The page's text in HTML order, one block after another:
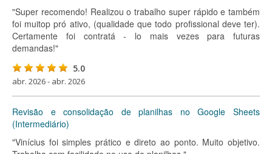
"Super recomendo! Realizou o trabalho super rápido e também
foi muitop pró ativo, (qualidade que todo profissional deve ter).
Certamente foi contratá - lo mais vezes para futuras
demandas!"
5.0
abr. 2026 - abr. 2026
Revisão e consolidação de planilhas no Google Sheets
(Intermediário)
"Vinícius foi simples prático e direto ao ponto. Muito objetivo.